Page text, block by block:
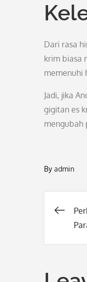
Dari rasa
krim biasa
memenuhi
Jadi, jika
gigitan es
mengubah
By admin